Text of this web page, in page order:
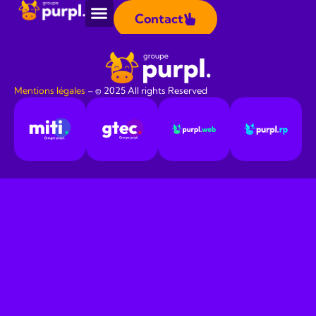
Panneau de gestion des cookies
Contact
Étiquetté Content Marketing
Mentions légales ​ – © 2025 All rights Reserved